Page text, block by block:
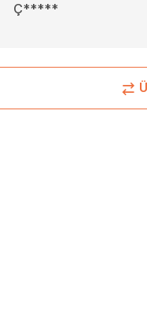
Ç*****